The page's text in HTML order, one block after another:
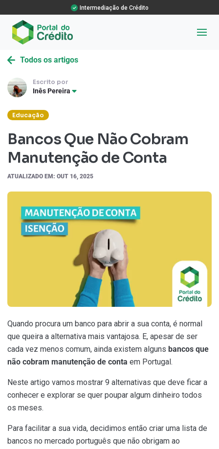
Intermediação de Crédito
Todos os artigos
Escrito por
Inês Pereira
Educação
Bancos Que Não Cobram
Manutenção de Conta
ATUALIZADO EM: OUT 16, 2025
Quando procura um banco para abrir a sua conta, é normal
que queira a alternativa mais vantajosa. E, apesar de ser
cada vez menos comum, ainda existem alguns bancos que
não cobram manutenção de conta em Portugal.
Neste artigo vamos mostrar 9 alternativas que deve ficar a
conhecer e explorar se quer poupar algum dinheiro todos
os meses.
Para facilitar a sua vida, decidimos então criar uma lista de
bancos no mercado português que não obrigam ao